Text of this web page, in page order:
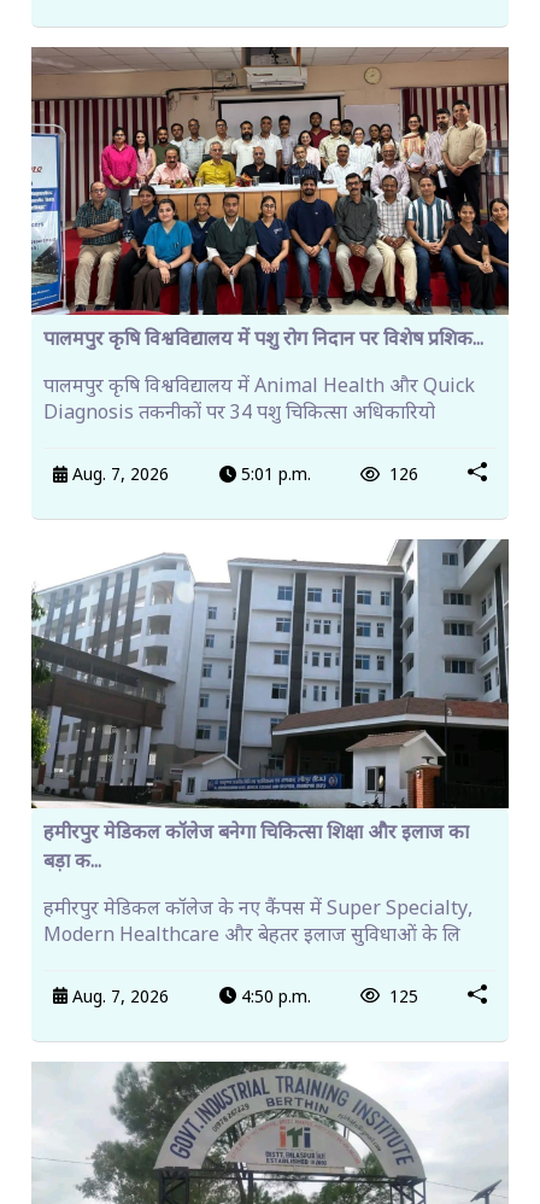
पालमपुर कृषि विश्वविद्यालय में पशु रोग निदान पर विशेष प्रशिक...
पालमपुर कृषि विश्वविद्यालय में Animal Health और Quick
Diagnosis तकनीकों पर 34 पशु चिकित्सा अधिकारियो
Aug. 7, 2026 5:01 p.m. 126
हमीरपुर मेडिकल कॉलेज बनेगा चिकित्सा शिक्षा और इलाज का
बड़ा क...
हमीरपुर मेडिकल कॉलेज के नए कैंपस में Super Specialty,
Modern Healthcare और बेहतर इलाज सुविधाओं के लि
Aug. 7, 2026 4:50 p.m. 125